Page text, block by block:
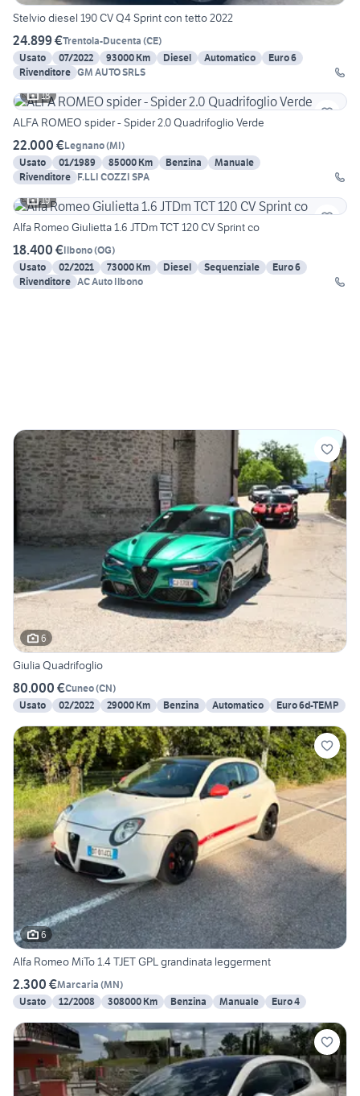
Stelvio diesel 190 CV Q4 Sprint con tetto 2022
24.899 €Trentola-Ducenta (CE)
Usato
07/2022 93000 Km Diesel Automatico
Euro 6
Rivenditore GM AUTO SRLS
18
ALFA ROMEO spider - Spider 2.0 Quadrifoglio Verde
22.000 €Legnano(MI)
Usato
01/1989 85000 Km Benzina
Manuale
Rivenditore F.LLI COZZI SPA
19
Alfa Romeo Giulietta 1.6 JTDm TCT 120 CV Sprint co
18.400 €Ilbono(OG)
Usato
02/2021 73000 Km Diesel Sequenziale
Euro 6
Rivenditore AC Auto Ilbono
6
Giulia Quadrifoglio
80.000 €Cuneo(CN)
Usato
02/2022 29000 Km Benzina Automatico Euro 6d-TEMP
6
Alfa Romeo MiTo 1.4 TJET GPL grandinata leggerment
2.300 €Marcaria (MN)
Usato
12/2008 308000 Km Benzina Manuale Euro 4